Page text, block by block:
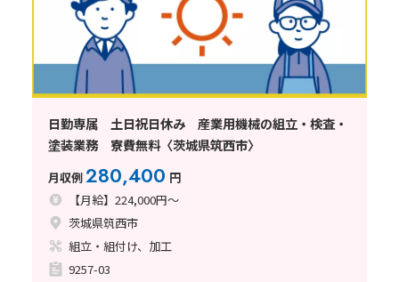
日勤専属 土日祝日休み 産業用機械の組立・検査・
塗装業務 寮費無料〈茨城県筑西市〉
月収例280,400 円
【月給】224,000円～
茨城県筑西市
組立・組付け、加工
9257-03